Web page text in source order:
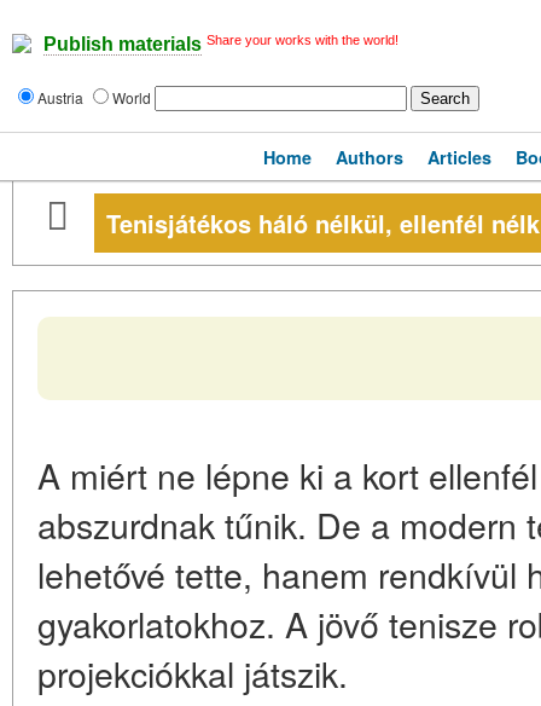
Publish materials Share your works with the world!
Austria World
Home Authors Articles
Tenisjátékos háló nélkül, ellenfél
A miért ne lépne ki a kort
abszurdnak tűnik. De a modern
lehetővé tette, hanem rendkívül
gyakorlatokhoz. A jövő tenisze
projekciókkal játszik.